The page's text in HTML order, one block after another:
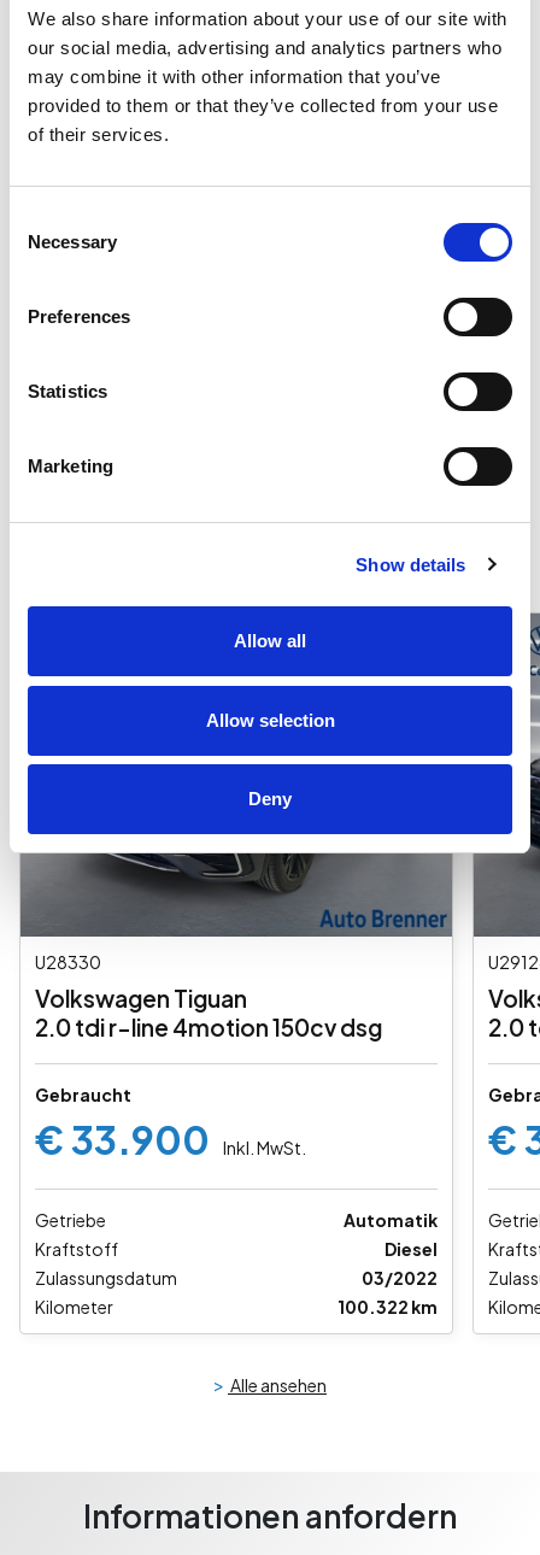
We also share information about your use of our site with
our social media, advertising and analytics partners who
may combine it with other information that you’ve
provided to them or that they’ve collected from your use
of their services.
Selection
Necessary
Preferences
Statistics
Marketing
Show details
Allow all
Allow selection
Deny
Optionale Ausstattung
Verbrauch und Emissionen
Diese Fahrzeuge könnten Sie
interessieren
U28330
Volkswagen Tiguan
2.0 tdi r-line 4motion 150cv dsg
Gebraucht
€ 33.900 Inkl. MwSt.
Getriebe
Automatik
Kraftstoff
Diesel
Zulassungsdatum
03/2022
Kilometer
100.322 km
2.0
€
> Alle ansehen
Informationen anfordern